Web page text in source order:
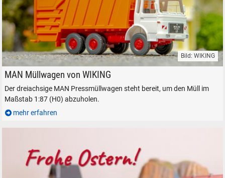
WIKING MAN Pressmüllwagen Artikel-Nr. 063805 1:87 H0
Bild: WIKING
MAN Müllwagen von WIKING
Der dreiachsige MAN Pressmüllwagen steht bereit, um den Müll im
Maßstab 1:87 (H0) abzuholen.
mehr erfahren